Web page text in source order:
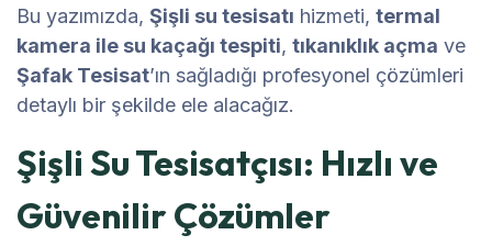
Bu yazımızda, Şişli su tesisatı hizmeti, termal
kamera ile su kaçağı tespiti, tıkanıklık açma ve
Şafak Tesisat’ın sağladığı profesyonel çözümleri
detaylı bir şekilde ele alacağız.
Şişli Su Tesisatçısı: Hızlı ve
Güvenilir Çözümler